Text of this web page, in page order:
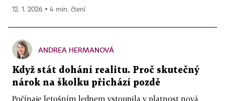
12. 1. 2026 ▪ 4 min. čtení
ANDREA HERMANOVÁ
Když stát dohání realitu. Proč skutečný
nárok na školku přichází pozdě
Počínaje letošním lednem vstoupila v platnost nová